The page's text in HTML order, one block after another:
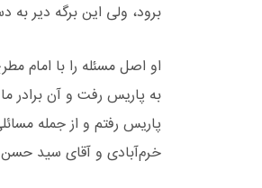
برود، ولی این برگه دیر
او اصل مسئله را با امام
به پاریس رفت و آن برادر
پاریس رفتم و از جمله
خرم‌آبادی و آقای سید